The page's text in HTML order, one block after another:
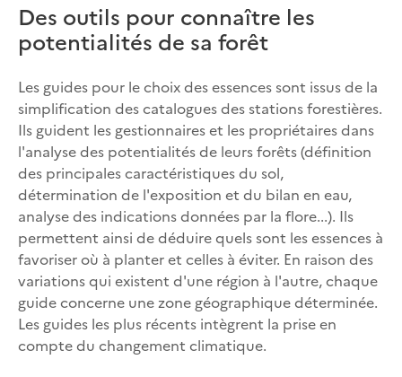
Des outils pour connaître les
potentialités de sa forêt
Les guides pour le choix des essences sont issus de la
simplification des catalogues des stations forestières.
Ils guident les gestionnaires et les propriétaires dans
l'analyse des potentialités de leurs forêts (définition
des principales caractéristiques du sol,
détermination de l'exposition et du bilan en eau,
analyse des indications données par la flore...). Ils
permettent ainsi de déduire quels sont les essences à
favoriser où à planter et celles à éviter. En raison des
variations qui existent d'une région à l'autre, chaque
guide concerne une zone géographique déterminée.
Les guides les plus récents intègrent la prise en
compte du changement climatique.